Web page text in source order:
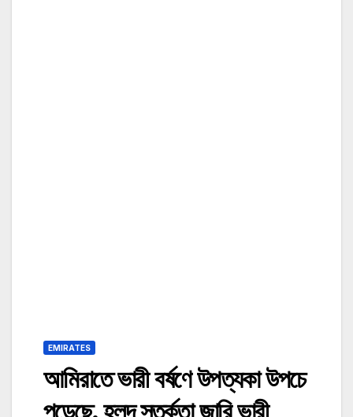
EMIRATES
আমিরাতে ভারী বর্ষণে উপত্যকা উপচে